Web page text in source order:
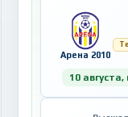
Арена 2010
10